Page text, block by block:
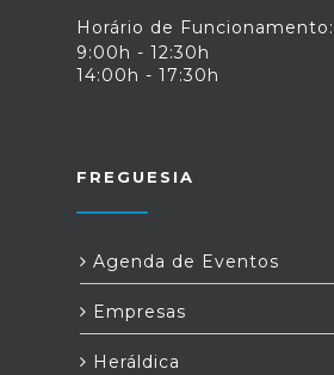
Horário de Funcionamento:
9:00h - 12:30h
14:00h - 17:30h
FREGUESIA
Agenda de Eventos
Empresas
Heráldica